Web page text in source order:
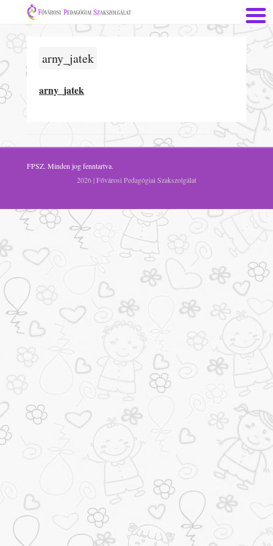
arny_jatek
arny_jatek
FPSZ. Minden jog fenntartva.
2026 | Fővárosi Pedagógiai Szakszolgálat